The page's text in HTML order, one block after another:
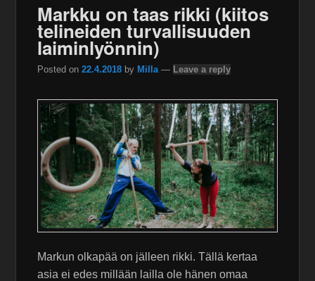
Markku on taas rikki (kiitos
telineiden turvallisuuden
laiminlyönnin)
Posted on22.4.2018 by Milla — Leave a reply
Markun olkapää on jälleen rikki. Tällä kertaa
asia ei edes millään lailla ole hänen omaa